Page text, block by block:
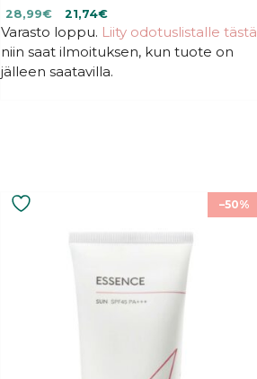
0
5
:
s
t
Alkuperäinen
hinta
oli:
28,99€.
28,99€Nykyinen
hinta
on:
28,99€.
21,74€
Varasto loppu. Liity odotuslistalle tästä
niin saat ilmoituksen, kun tuote on
jälleen saatavilla.
–50%